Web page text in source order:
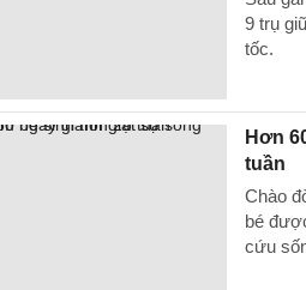
9 trụ
tốc.
Hơn
tuần
Chào
bé
cứu